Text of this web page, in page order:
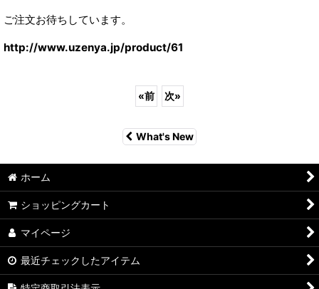
ご注文お待ちしています。
http://www.uzenya.jp/product/61
«前 次»
What's New
ホーム
ショッピングカート
マイページ
最近チェックしたアイテム